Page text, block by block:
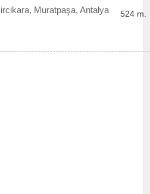
Muratpaşa, Antalya 524 m.